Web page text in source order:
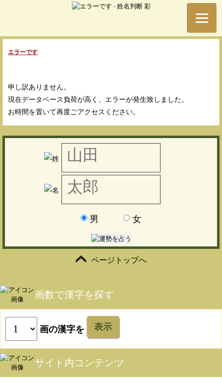
エラーです
申し訳ありません。
現在データベース負荷が高く、エラーが発生致しました。
お時間を置いて再度ごアクセスください。
男 女
ページトップへ
画数で漢字を探す
画の漢字を 表示
サイト内コンテンツ